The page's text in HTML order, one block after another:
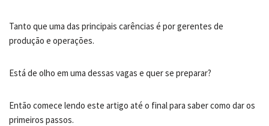
Tanto que uma das principais carências é por gerentes de
produção e operações.
Está de olho em uma dessas vagas e quer se preparar?
Então comece lendo este artigo até o final para saber como dar os
primeiros passos.